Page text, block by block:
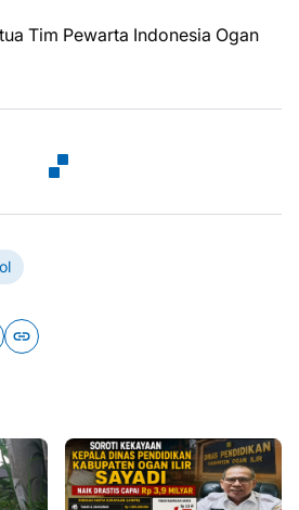
Tim Pewarta Indonesia Ogan